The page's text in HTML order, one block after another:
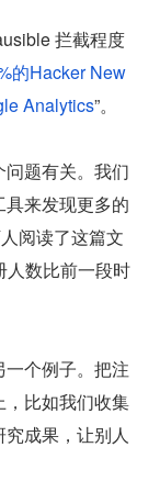
拦截程度
的Hacker New
Analytics”。
题有关。我们
来发现更多的
阅读了这篇文
人数比前一段时
个例子。把注
比如我们收集
成果，让别人